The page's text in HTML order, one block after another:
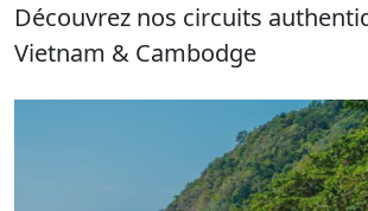
Découvrez nos circuits
Vietnam & Cambodge